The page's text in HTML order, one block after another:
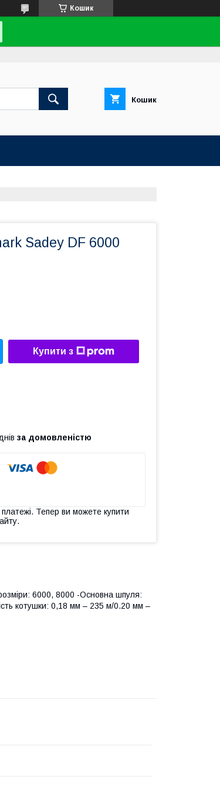
Кошик
Кошик
Sadey DF 6000
Купити з
за домовленістю
платежі. Тепер ви можете купити
6000, 8000 -Основна шпуля:
котушки: 0,18 мм – 235 м/0.20 мм –